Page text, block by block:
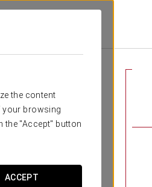
the content
your browsing
"Accept" button
ACCEPT
на город
В отеле Eurostars
семей. Номера